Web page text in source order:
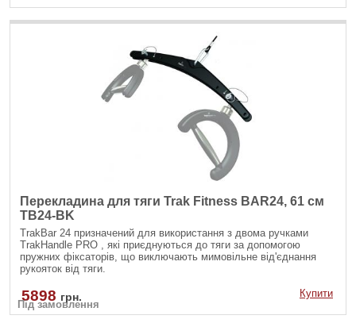
Перекладина для тяги Trak Fitness BAR24, 61 см
TB24-BK
TrakBar 24 призначений для використання з двома ручками
TrakHandle PRO , які приєднуються до тяги за допомогою
пружних фіксаторів, що виключають мимовільне від'єднання
рукояток від тяги.
5898 грн.
Купити
Під замовлення